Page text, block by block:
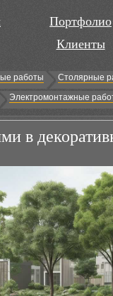
Портфолио
Клиенты
работы Столярные
Электромонтажные
в